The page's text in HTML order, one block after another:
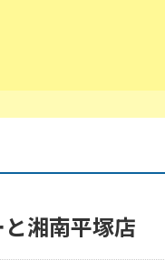
湘南平塚店